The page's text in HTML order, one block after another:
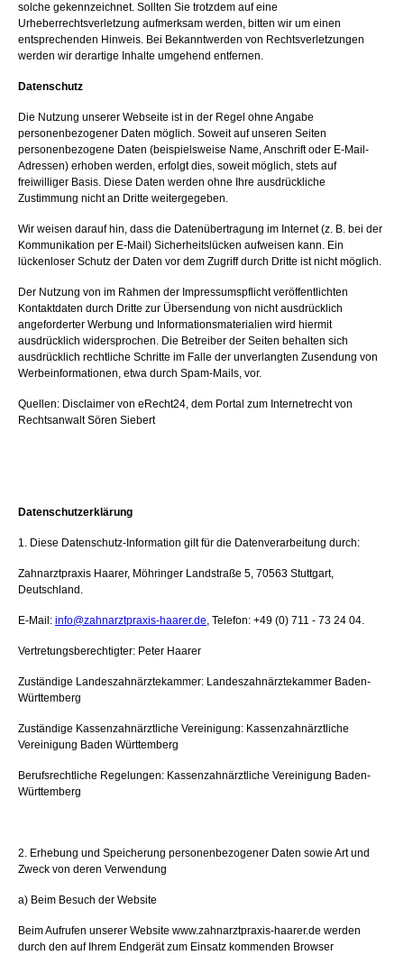
solche gekennzeichnet. Sollten Sie trotzdem auf eine
Urheberrechtsverletzung aufmerksam werden, bitten wir um einen
entsprechenden Hinweis. Bei Bekanntwerden von Rechtsverletzungen
werden wir derartige Inhalte umgehend entfernen.
Datenschutz
Die Nutzung unserer Webseite ist in der Regel ohne Angabe
personenbezogener Daten möglich. Soweit auf unseren Seiten
personenbezogene Daten (beispielsweise Name, Anschrift oder E-Mail-
Adressen) erhoben werden, erfolgt dies, soweit möglich, stets auf
freiwilliger Basis. Diese Daten werden ohne Ihre ausdrückliche
Zustimmung nicht an Dritte weitergegeben.
Wir weisen darauf hin, dass die Datenübertragung im Internet (z. B. bei der
Kommunikation per E-Mail) Sicherheitslücken aufweisen kann. Ein
lückenloser Schutz der Daten vor dem Zugriff durch Dritte ist nicht möglich.
Der Nutzung von im Rahmen der Impressumspflicht veröffentlichten
Kontaktdaten durch Dritte zur Übersendung von nicht ausdrücklich
angeforderter Werbung und Informationsmaterialien wird hiermit
ausdrücklich widersprochen. Die Betreiber der Seiten behalten sich
ausdrücklich rechtliche Schritte im Falle der unverlangten Zusendung von
Werbeinformationen, etwa durch Spam-Mails, vor.
Quellen: Disclaimer von eRecht24, dem Portal zum Internetrecht von
Rechtsanwalt Sören Siebert
Datenschutzerklärung
1. Diese Datenschutz-Information gilt für die Datenverarbeitung durch:
Zahnarztpraxis Haarer, Möhringer Landstraße 5, 70563 Stuttgart,
Deutschland.
E-Mail: info@zahnarztpraxis-haarer.de, Telefon: +49 (0) 711 - 73 24 04.
Vertretungsberechtigter: Peter Haarer
Zuständige Landeszahnärztekammer: Landeszahnärztekammer Baden-
Württemberg
Zuständige Kassenzahnärztliche Vereinigung: Kassenzahnärztliche
Vereinigung Baden Württemberg
Berufsrechtliche Regelungen: Kassenzahnärztliche Vereinigung Baden-
Württemberg
2. Erhebung und Speicherung personenbezogener Daten sowie Art und
Zweck von deren Verwendung
a) Beim Besuch der Website
Beim Aufrufen unserer Website www.zahnarztpraxis-haarer.de werden
durch den auf Ihrem Endgerät zum Einsatz kommenden Browser